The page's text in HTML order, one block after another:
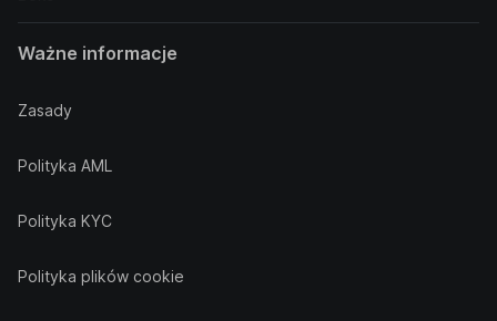
Ważne informacje
Zasady
Polityka AML
Polityka KYC
Polityka plików cookie